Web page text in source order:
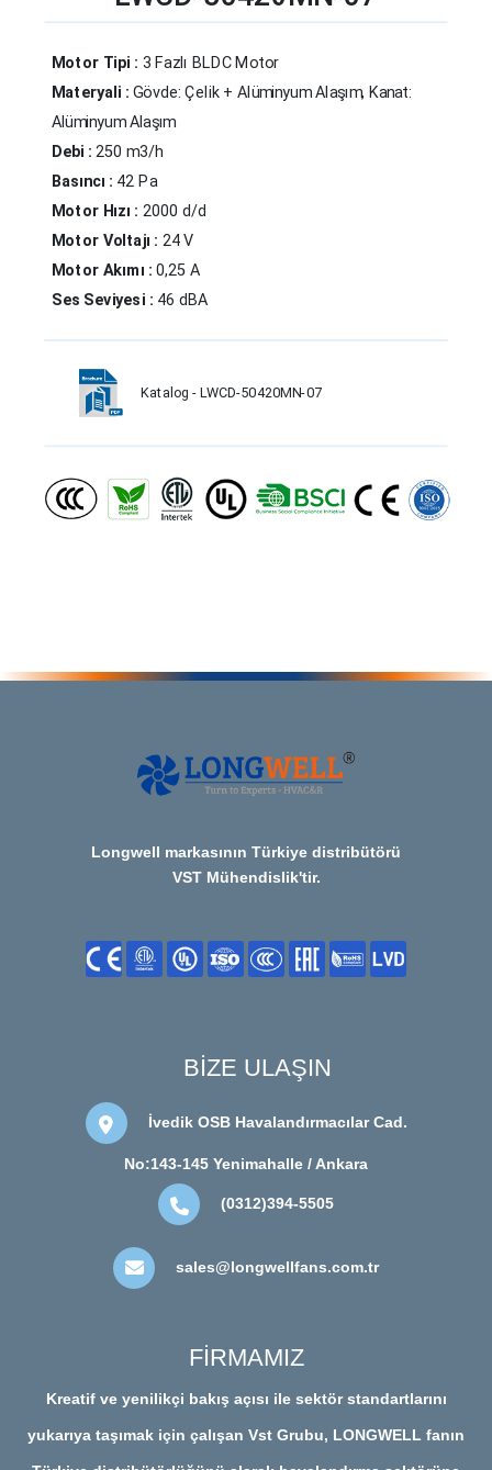
Motor Tipi : 3 Fazlı BLDC Motor
Materyali :Gövde: Çelik + Alüminyum Alaşım, Kanat:
Alüminyum Alaşım
Debi : 250 m3/h
Basıncı : 42 Pa
Motor Hızı : 2000 d/d
Motor Voltajı : 24 V
Motor Akımı :0,25 A
Ses Seviyesi : 46 dBA
Katalog - LWCD-50420MN-07
Longwell markasının Türkiye distribütörü
VST Mühendislik'tir.
BİZE ULAŞIN
İvedik OSB Havalandırmacılar Cad.
No:143-145 Yenimahalle / Ankara
(0312)394-5505
sales@longwellfans.com.tr
FİRMAMIZ
Kreatif ve yenilikçi bakış açısı ile sektör standartlarını
yukarıya taşımak için çalışan Vst Grubu, LONGWELL fanın